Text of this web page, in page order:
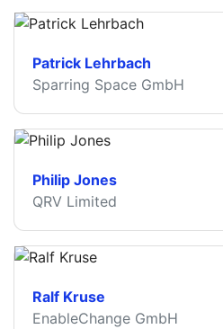
Patrick Lehrbach
Sparring Space GmbH
Philip Jones
QRV Limited
Ralf Kruse
EnableChange GmbH